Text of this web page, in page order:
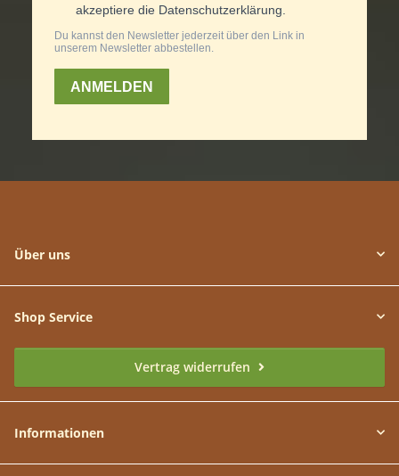
Über uns
Shop Service
Vertrag widerrufen
Informationen